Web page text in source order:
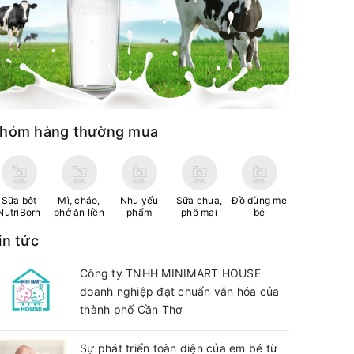
hàng thường mua
Sữa bột
Mì, cháo,
phở ăn liền
Nhu yếu
phẩm
Sữa chua,
phô mai
Đồ dùng mẹ
bé
tức
Công ty TNHH MINIMART HOUSE
doanh nghiệp đạt chuẩn văn hóa của
thành phố Cần Thơ
Sự phát triển toàn diện của em bé từ